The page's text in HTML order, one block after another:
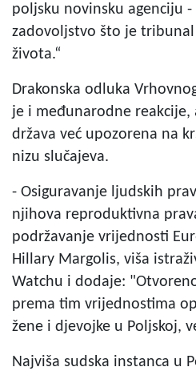
poljsku novinsku agenciju
zadovoljstvo što je
života.“
Drakonska odluka
je i međunarodne reakcije,
država već upozorena na
nizu slučajeva.
- Osiguravanje ljudskih
njihova reproduktivna
podržavanje vrijednosti
Hillary Margolis, viša
Watchu i dodaje:
prema tim vrijednostima
žene i djevojke u Poljskoj,
Najviša sudska instanca u